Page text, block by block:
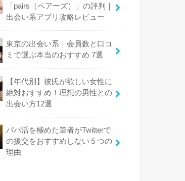
「pairs（ペアーズ）」の評判｜
出会い系アプリ攻略レビュー
東京の出会い系｜会員数と口コ
ミで選ぶ本当のおすすめ 7選
【年代別】彼氏が欲しい女性に
絶対おすすめ！理想の男性との
出会い方12選
パパ活を極めた筆者がTwitterで
の援交をおすすめしない５つの
理由